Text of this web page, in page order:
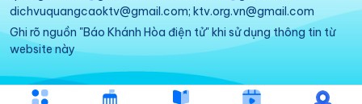
dichvuquangcaoktv@gmail.com; ktv.org.vn@gmail.com
Ghi rõ nguồn "Báo Khánh Hòa điện tử" khi sử dụng thông tin từ
website này